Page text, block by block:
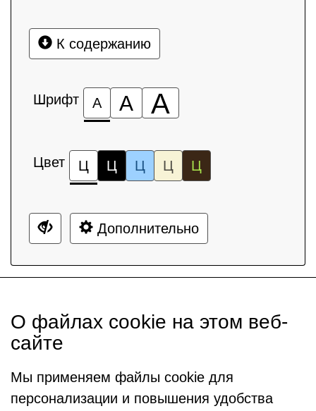
К содержанию
Шрифт А А А
Цвет Ц Ц Ц Ц Ц
Дополнительно
О файлах cookie на этом веб-
сайте
Мы применяем файлы cookie для
персонализации и повышения удобства